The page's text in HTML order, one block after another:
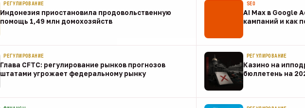
РЕГУЛИРОВАНИЕ
Индонезия приостановила продовольственную
помощь 1,49 млн домохозяйств
SEO
AI Max в Google
кампаний и как
07 авг
РЕГУЛИРОВАНИЕ
Глава CFTC: регулирование рынков прогнозов
штатами угрожает федеральному рынку
РЕГУЛИРОВАНИЕ
Казино на
бюллетень на
07 авг